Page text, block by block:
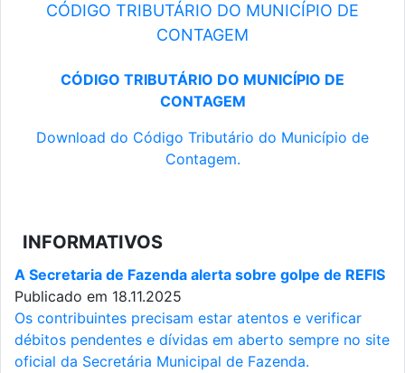
CÓDIGO TRIBUTÁRIO DO MUNICÍPIO DE
CONTAGEM
CÓDIGO TRIBUTÁRIO DO MUNICÍPIO DE
CONTAGEM
Download do Código Tributário do Município de
Contagem.
INFORMATIVOS
A Secretaria de Fazenda alerta sobre golpe de REFIS
Publicado em 18.11.2025
Os contribuintes precisam estar atentos e verificar
débitos pendentes e dívidas em aberto sempre no site
oficial da Secretária Municipal de Fazenda.